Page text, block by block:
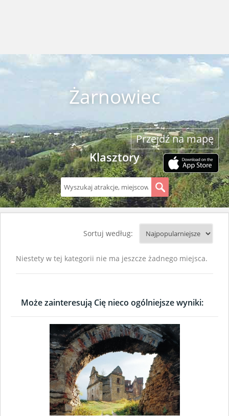
Żarnowiec
Klasztory
Przejdź na mapę
Sortuj według:
Niestety w tej kategorii nie ma jeszcze żadnego miejsca.
Może zainteresują Cię nieco ogólniejsze wyniki: